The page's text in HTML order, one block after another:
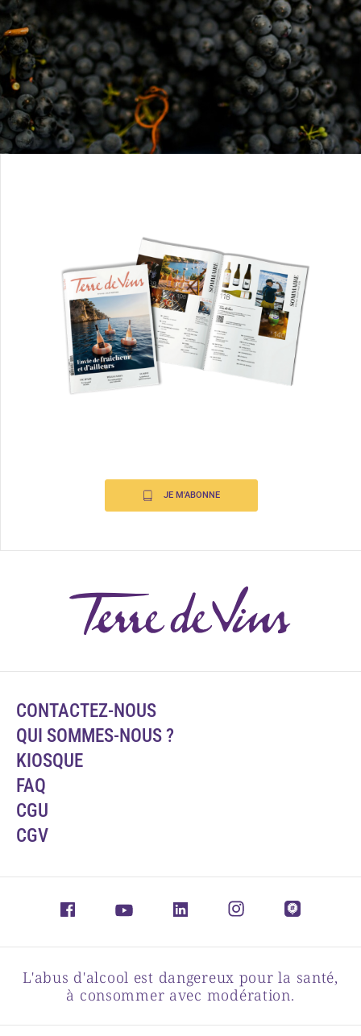
JE M'ABONNE
CONTACTEZ-NOUS
QUI SOMMES-NOUS ?
KIOSQUE
FAQ
CGU
CGV
L'abus d'alcool est dangereux pour la santé,
à consommer avec modération.